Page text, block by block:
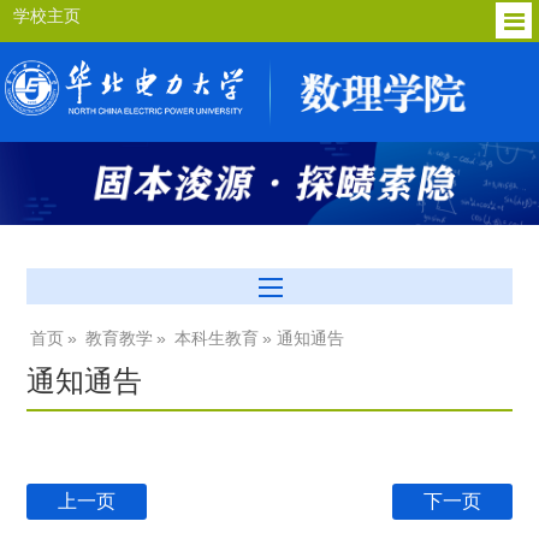
学校主页
首页 » 教育教学 » 本科生教育 » 通知通告
通知通告
上一页 下一页